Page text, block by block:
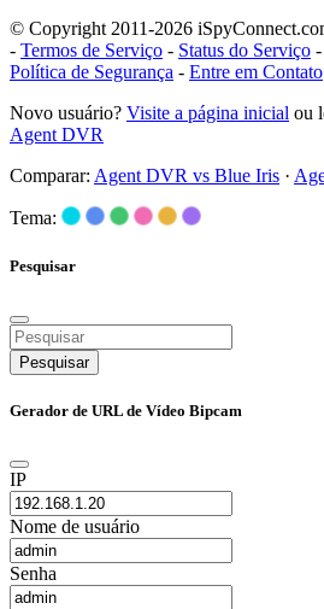
© Copyright 2011-2026
- Termos de Serviço - Status do Serviço -
Política de Segurança - Entre em Contato
Novo usuário? Visite a página inicial ou
Agent DVR
Comparar: Agent DVR vs Blue Iris ·
Tema:
Pesquisar
Pesquisar
Gerador de URL de Vídeo Bipcam
IP
Nome de usuário
Senha